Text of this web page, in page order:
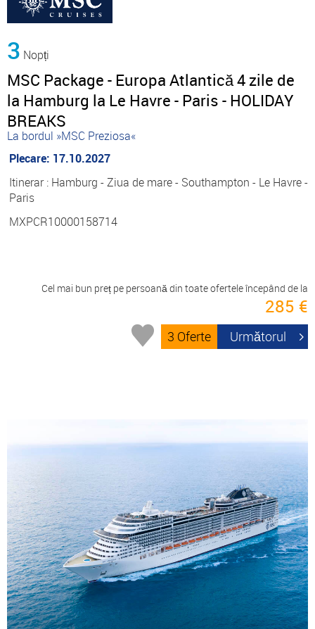
3 Nopți
MSC Package - Europa Atlantică 4 zile de
la Hamburg la Le Havre - Paris - HOLIDAY
BREAKS
La bordul »MSC Preziosa«
Plecare: 17.10.2027
Itinerar : Hamburg - Ziua de mare - Southampton - Le Havre -
Paris
MXPCR10000158714
Cel mai bun preț pe persoană din toate ofertele începând de la
285 €
3 Oferte Următorul